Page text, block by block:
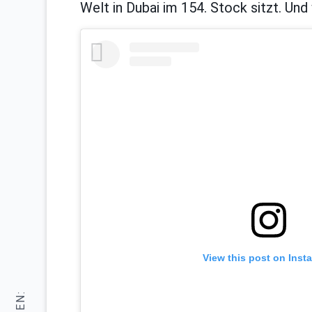
Welt in Dubai im 154. Stock sitzt.
View this post on